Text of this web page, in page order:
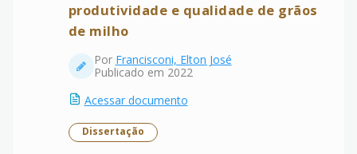
produtividade e qualidade de grãos
de milho
Por Francisconi, Elton José
Publicado em 2022
Acessar documento
Dissertação